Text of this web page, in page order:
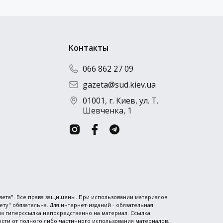
Контакты
066 862 27 09
gazeta@sud.kiev.ua
01001, г. Киев, ул. Т.
Шевченка, 1
Все права защищены. При использовании материалов
обязательна. Для интернет-изданий - обязательная
гиперссылка непосредственно на материал. Ссылка
от полного либо частичного использования материалов.